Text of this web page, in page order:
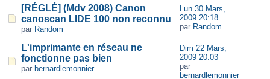
[RÉGLÉ] (Mdv 2008) Canon
canoscan LIDE 100 non reconnu
par Random
Lun 30 Mars,
2009 20:18
par Random
L'imprimante en réseau ne
fonctionne pas bien
par bernardlemonnier
Dim 22 Mars,
2009 20:03
par
bernardlemonnier